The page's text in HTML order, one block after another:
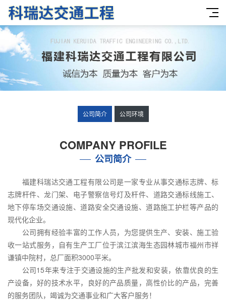
公司简介 公司环境
COMPANY PROFILE
公司简介
福建科瑞达交通工程有限公司是一家专业从事交通标志牌、标
志牌杆件、龙门架、电子警察信号灯及杆件、道路交通标线施工、
地下停车场交通设施、道路安全交通设施、道路施工护栏等产品的
现代化企业。
公司拥有经验丰富的工作人员，为您提供生产、安装、施工验
收一站式服务，自有生产工厂位于滨江滨海生态园林城市福州市祥
谦镇中院村，总厂面积3000平米。
公司15年来专注于交通设施的生产批发和安装，依靠优良的生
产设备，好的技术水平，良好的产品质量，高性价比的产品，完善
的服务团队，竭诚为交通事业和广大客户服务！